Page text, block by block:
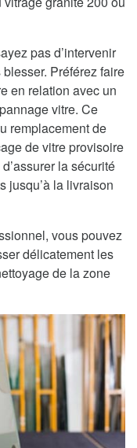
pas d’intervenir
Préférez faire
en relation avec un
vitre. Ce
remplacement de
de vitre provisoire
la sécurité
jusqu’à la livraison
vous pouvez
délicatement les
de la zone